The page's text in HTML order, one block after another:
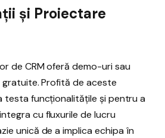
și Proiectare
de CRM oferă demo-uri sau
Profită de aceste
funcționalitățile și pentru a
cu fluxurile de lucru
unică de a implica echipa în